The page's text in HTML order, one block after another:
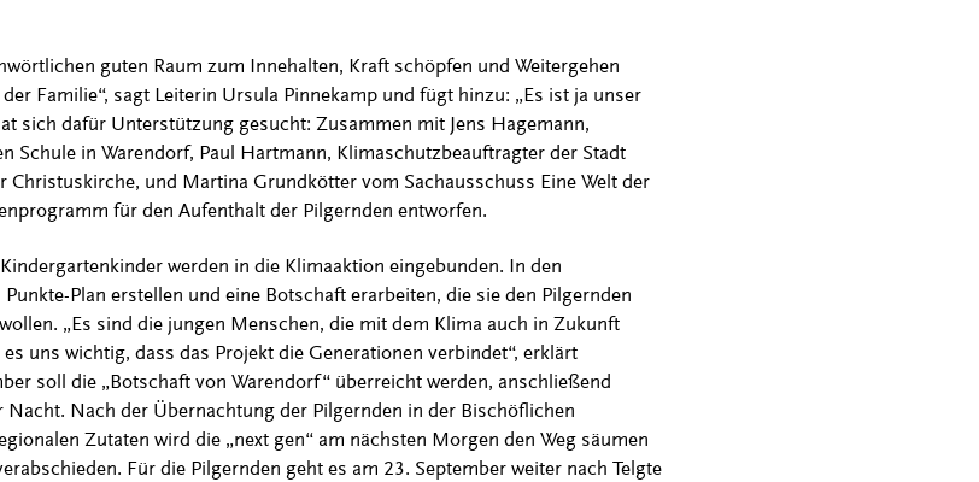
guten Raum zum Innehalten, Kraft schöpfen und Weitergehen
Familie“, sagt Leiterin Ursula Pinnekamp und fügt hinzu: „Es ist ja unser
sich dafür Unterstützung gesucht: Zusammen mit Jens Hagemann,
Schule in Warendorf, Paul Hartmann, Klimaschutzbeauftragter der Stadt
Christuskirche, und Martina Grundkötter vom Sachausschuss Eine Welt der
für den Aufenthalt der Pilgernden entworfen.
werden in die Klimaaktion eingebunden. In den
Plan erstellen und eine Botschaft erarbeiten, die sie den Pilgernden
„Es sind die jungen Menschen, die mit dem Klima auch in Zukunft
uns wichtig, dass das Projekt die Generationen verbindet“, erklärt
soll die „Botschaft von Warendorf“ überreicht werden, anschließend
Nacht. Nach der Übernachtung der Pilgernden in der Bischöflichen
Zutaten wird die „next gen“ am nächsten Morgen den Weg säumen
Für die Pilgernden geht es am 23. September weiter nach Telgte